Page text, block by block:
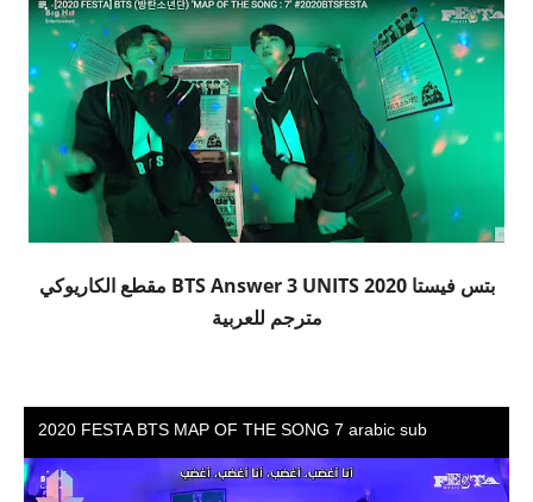
بتس فيستا 2020 BTS Answer 3 UNITS مقطع الكاريوكي
مترجم للعربية